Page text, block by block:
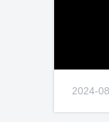
2024-